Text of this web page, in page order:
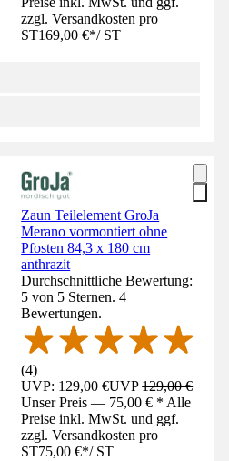
zzgl. Versandkosten pro
ST169,00 €*/ ST
Zaun Teilelement GroJa
Merano vormontiert ohne
Pfosten 84,3 x 180 cm
anthrazit
Durchschnittliche Bewertung:
5 von 5 Sternen. 4
Bewertungen.
(4)
UVP: 129,00 €UVP129,00 €
Unser Preis — 75,00 € * Alle
Preise inkl. MwSt. und ggf.
zzgl. Versandkosten pro
ST75,00 €*/ ST